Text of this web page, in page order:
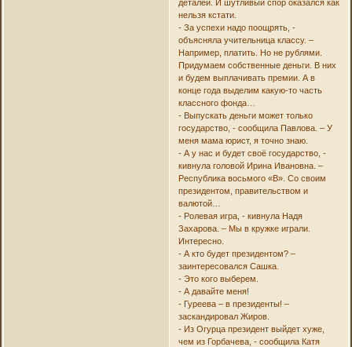
деталей. И шутливый спор оказался как
нельзя кстати.
- За успехи надо поощрять, -
объясняла учительница классу. –
Например, платить. Но не рублями.
Придумаем собственные деньги. В них
и будем выплачивать премии. А в
конце года выделим какую-то часть
классного фонда…
- Выпускать деньги может только
государство, - сообщила Павлова. – У
меня мама юрист, я точно знаю.
- А у нас и будет своё государство, -
кивнула головой Ирина Ивановна. –
Республика восьмого «В». Со своим
президентом, правительством и
валютой…
- Ролевая игра, - кивнула Надя
Захарова. – Мы в кружке играли.
Интересно.
- А кто будет президентом? –
заинтересовался Сашка.
- Это кого выберем.
- А давайте меня!
- Гуреева – в президенты! –
заскандировал Жиров.
- Из Огурца президент выйдет хуже,
чем из Горбачева, - сообщила Катя